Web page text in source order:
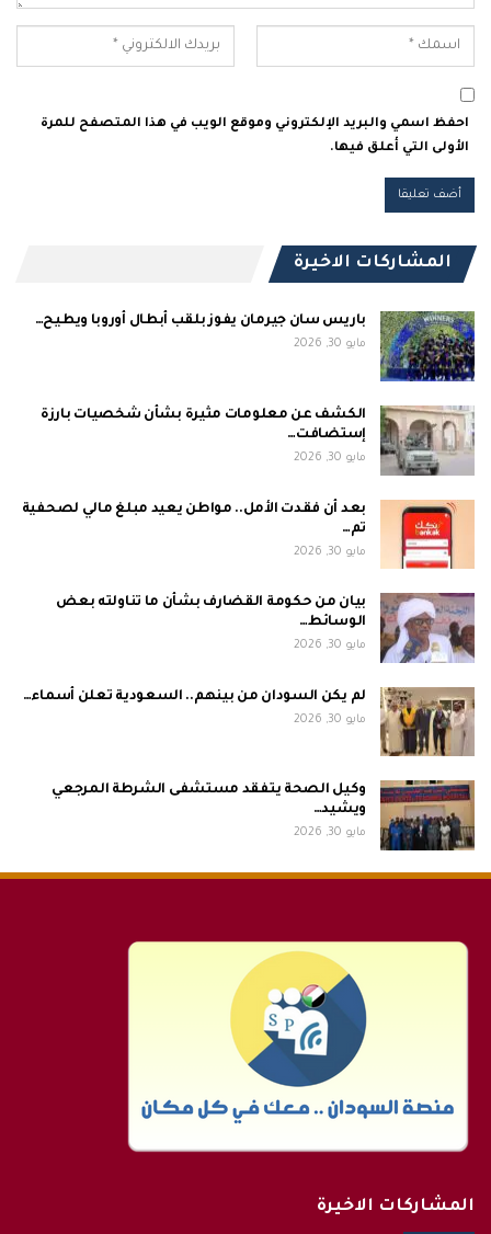
احفظ اسمي والبريد الإلكتروني وموقع الويب في هذا المتصفح للمرة
الأولى التي أعلق فيها.
المشاركات الاخيرة
باريس سان جيرمان يفوز بلقب أبطال أوروبا ويطيح…
مايو 30, 2026
الكشف عن معلومات مثيرة بشأن شخصيات بارزة
إستضافت…
مايو 30, 2026
بعد أن فقدت الأمل.. مواطن يعيد مبلغ مالي لصحفية
تم…
مايو 30, 2026
بيان من حكومة القضارف بشأن ما تناولته بعض
الوسائط…
مايو 30, 2026
لم يكن السودان من بينهم.. السعودية تعلن أسماء…
مايو 30, 2026
وكيل الصحة يتفقد مستشفى الشرطة المرجعي
ويشيد…
مايو 30, 2026
المشاركات الاخيرة